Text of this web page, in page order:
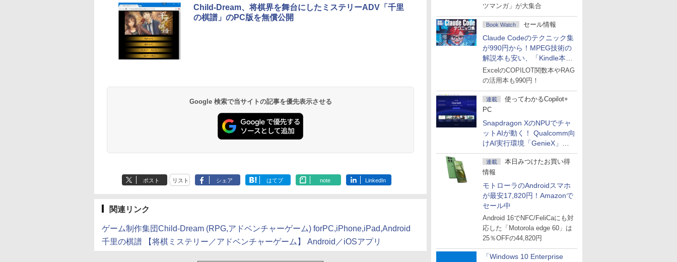
ツマンガ」が大集合
Book Watch セール情報
Claude Codeのテクニック集
が990円から！MPEG技術の
解説本も安い、「Kindle本サ
マーセール」第2弾開始！
ExcelのCOPILOT関数本やRAG
の活用本も990円！
連載
使ってわかるCopilot+
PC
Snapdragon XのNPUでチャ
ットAIが動く！ Qualcomm向
けAI実行環境「GenieX」を
試してみた
連載
本日みつけたお買い得
情報
モトローラのAndroidスマホ
が最安17,820円！Amazonで
セール中
Android 16でNFC/FeliCaにも対
応した「Motorola edge 60」は
25％OFFの44,820円
「Windows 10 Enterprise
AppleCare+ for 13イ
ンチMacBook
Neo(A18 Pro)|ダウン
ロード版
ド、Touch ID - シル
バー
版|Windows11、
￥39,582
インゲームコード】
ラインコード版
￥3,200
ンゲームコード】 ロ
ンコード版
￥1,600
ズ (はぴーイラスト
マニュアル AI副業に
もKindle出版にも！
非エンジニアのため
のAIコーディング入
￥99
￥1,292
続バッテリー、6イン
書籍リーダー、ブラ
ック、16GB、広告な
￥16,980
るさ自動調整、色調
持続バッテリー、広
告なし、メタリック
ブラック
￥27,980
レイ、色調調節ライ
ッテリー、広告無
し、ブラック (2025
年発売)
￥31,980
Child-Dream、将棋界を舞台にしたミステリーADV「千里
の棋譜」のPC版を無償公開
Google 検索で当サイトの記事を優先表示させる
ポスト リスト シェア はてブ note LinkedIn
関連リンク
ゲーム制作集団Child-Dream (RPG,アドベンチャーゲーム) forPC,iPhone,iPad,Android
千里の棋譜 【将棋ミステリー／アドベンチャーゲーム】 Android／iOSアプリ